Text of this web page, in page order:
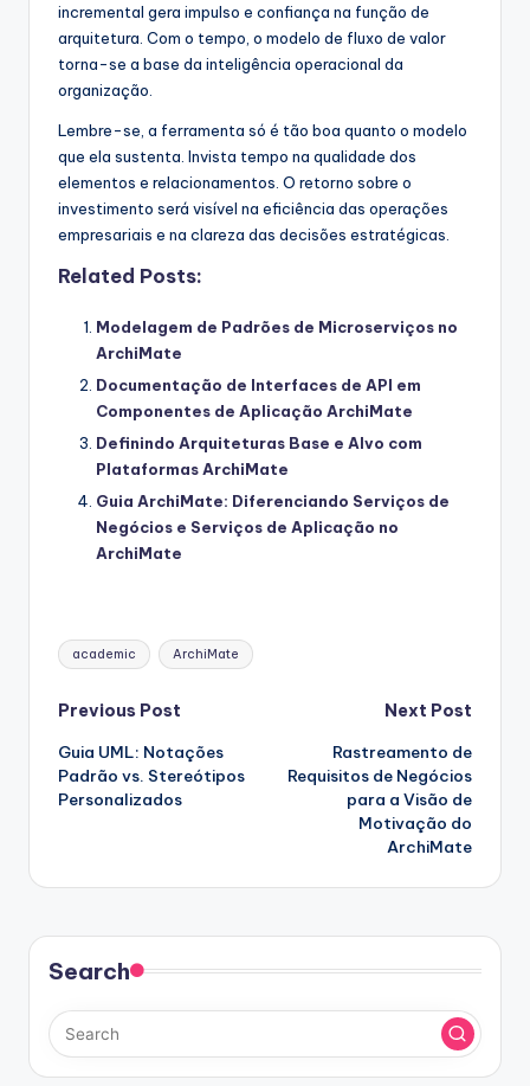
incremental gera impulso e confiança na função de
arquitetura. Com o tempo, o modelo de fluxo de valor
torna-se a base da inteligência operacional da
organização.
Lembre-se, a ferramenta só é tão boa quanto o modelo
que ela sustenta. Invista tempo na qualidade dos
elementos e relacionamentos. O retorno sobre o
investimento será visível na eficiência das operações
empresariais e na clareza das decisões estratégicas.
Related Posts:
Modelagem de Padrões de Microserviços no
ArchiMate
Documentação de Interfaces de API em
Componentes de Aplicação ArchiMate
Definindo Arquiteturas Base e Alvo com
Plataformas ArchiMate
Guia ArchiMate: Diferenciando Serviços de
Negócios e Serviços de Aplicação no
ArchiMate
Tags:
academic ArchiMate
Post
navigation
Previous Post
Guia UML: Notações
Padrão vs. Stereótipos
Personalizados
Next Post
Rastreamento de
Requisitos de Negócios
para a Visão de
Motivação do
ArchiMate
Search